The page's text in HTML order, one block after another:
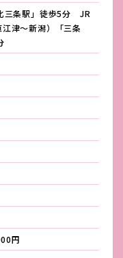
三条駅」徒歩5分 JR
津～新潟）「三条
円